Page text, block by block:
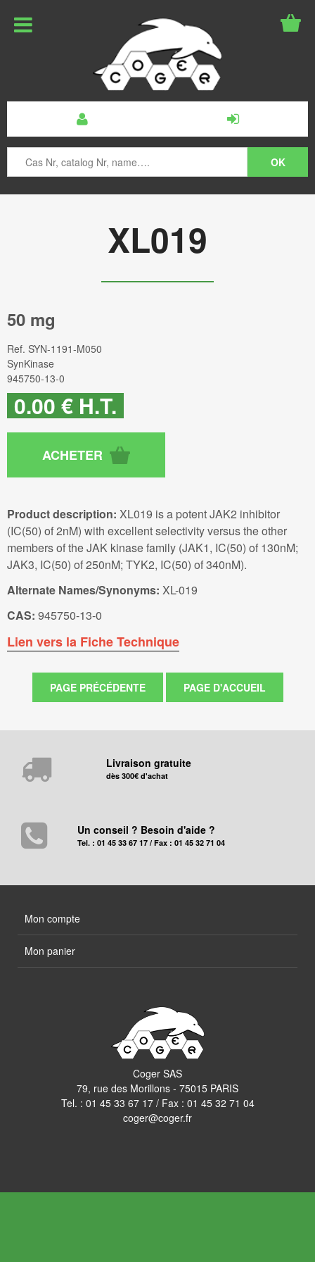
XL019
50 mg
Ref. SYN-1191-M050
SynKinase
945750-13-0
0.00 € H.T.
Product description: XL019 is a potent JAK2 inhibitor
(IC(50) of 2nM) with excellent selectivity versus the other
members of the JAK kinase family (JAK1, IC(50) of 130nM;
JAK3, IC(50) of 250nM; TYK2, IC(50) of 340nM).
Alternate Names/Synonyms: XL-019
CAS: 945750-13-0
Lien vers la Fiche Technique
Livraison gratuite
dès 300€ d'achat
Un conseil ? Besoin d'aide ?
Tel. : 01 45 33 67 17 / Fax : 01 45 32 71 04
Mon compte
Mon panier
Coger SAS
79, rue des Morillons - 75015 PARIS
Tel. : 01 45 33 67 17/ Fax : 01 45 32 71 04
coger@coger.fr